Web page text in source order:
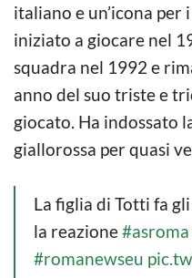
italiano e un’icona per
iniziato a giocare nel
squadra nel 1992 e
anno del suo triste e
giocato. Ha indossato
giallorossa per quasi
La figlia di Totti fa
la reazione#asroma
#romanewseu